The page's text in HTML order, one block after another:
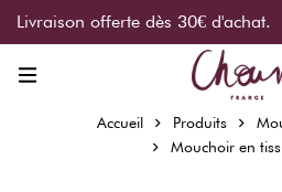
Livraison offerte dès 30€ d'achat.
Accueil Produits
Mouchoir en